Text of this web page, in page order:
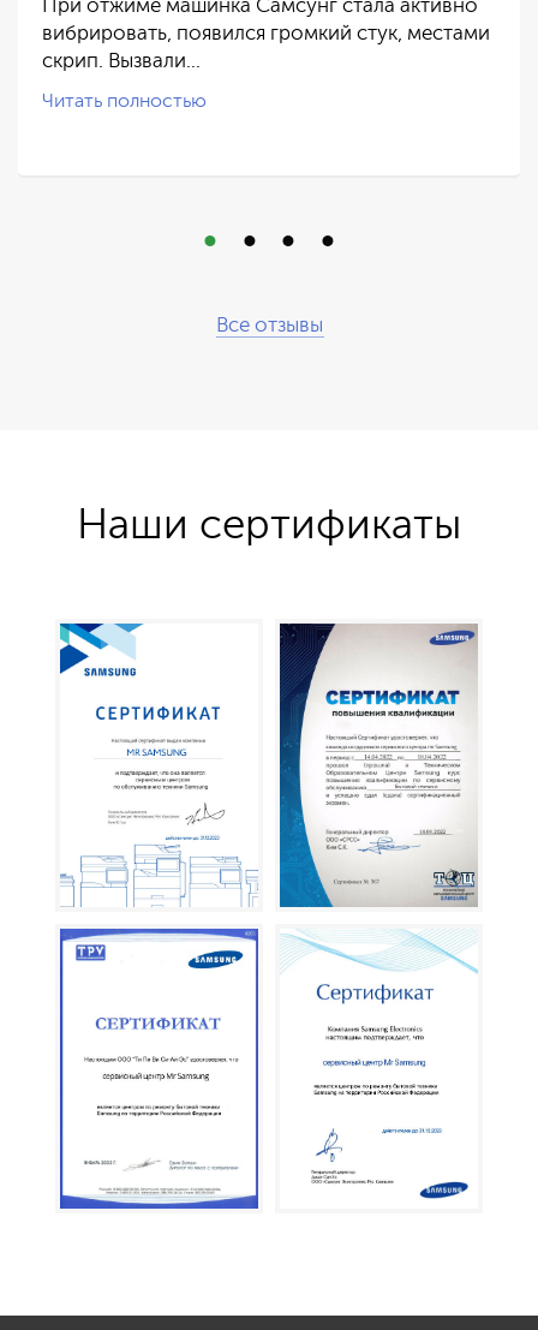
При отжиме машинка Самсунг стала активно
вибрировать, появился громкий стук, местами
скрип. Вызвали…
Читать полностью
Все отзывы
Наши сертификаты